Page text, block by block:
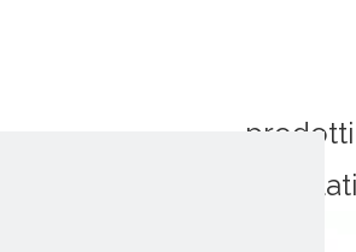
prodotti
correlati